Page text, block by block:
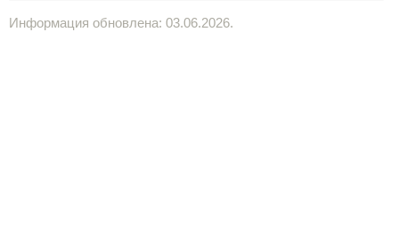
Информация обновлена: 03.06.2026.